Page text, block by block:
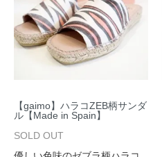
【gaimo】ハラコZEB柄サンダ
ル【Made in Spain】
SOLD OUT